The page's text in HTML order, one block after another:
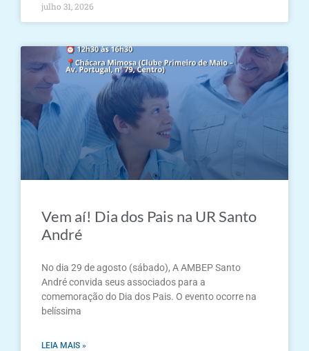
julho 31, 2026
Vem aí! Dia dos Pais na UR Santo
André
No dia 29 de agosto (sábado), A AMBEP Santo
André convida seus associados para a
comemoração do Dia dos Pais. O evento ocorre na
belíssima
LEIA MAIS »